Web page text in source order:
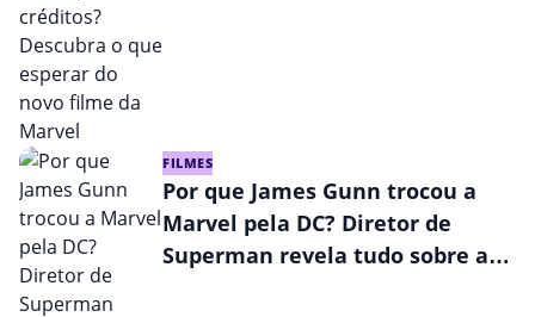
FILMES
Por que James Gunn trocou a
Marvel pela DC? Diretor de
Superman revela tudo sobre a